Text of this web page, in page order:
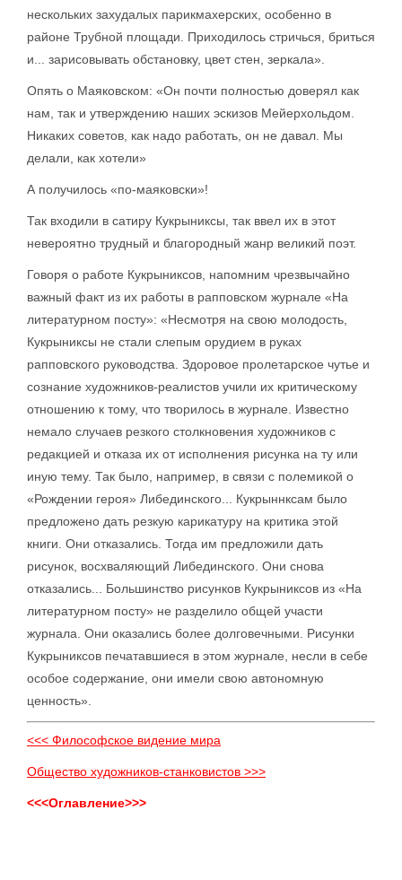
нескольких захудалых парикмахерских, особенно в
районе Трубной площади. Приходилось стричься, бриться
и... зарисовывать обстановку, цвет стен, зеркала».
Опять о Маяковском: «Он почти полностью доверял как
нам, так и утверждению наших эскизов Мейерхольдом.
Никаких советов, как надо работать, он не давал. Мы
делали, как хотели»
А получилось «по-маяковски»!
Так входили в сатиру Кукрыниксы, так ввел их в этот
невероятно трудный и благородный жанр великий поэт.
Говоря о работе Кукрыниксов, напомним чрезвычайно
важный факт из их работы в рапповском журнале «На
литературном посту»: «Несмотря на свою молодость,
Кукрыниксы не стали слепым орудием в руках
рапповского руководства. Здоровое пролетарское чутье и
сознание художников-реалистов учили их критическому
отношению к тому, что творилось в журнале. Известно
немало случаев резкого столкновения художников с
редакцией и отказа их от исполнения рисунка на ту или
иную тему. Так было, например, в связи с полемикой о
«Рождении героя» Либединского... Кукрыннксам было
предложено дать резкую карикатуру на критика этой
книги. Они отказались. Тогда им предложили дать
рисунок, восхваляющий Либединского. Они снова
отказались... Большинство рисунков Кукрыниксов из «На
литературном посту» не разделило общей участи
журнала. Они оказались более долговечными. Рисунки
Кукрыниксов печатавшиеся в этом журнале, несли в себе
особое содержание, они имели свою автономную
ценность».
<<< Философское видение мира
Общество художников-станковистов >>>
<<<Оглавление>>>